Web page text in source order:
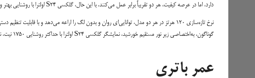
دارد، اما در عرصه کیفیت، هر دو تقریباً برابر عمل می‌کنند. با این حال، گلکسی S24 اولترا با روشنایی بهتر و حمایتاز فناوری Dolby Vision، در نمایش دقیق‌تر رنگ‌ها و وضوح تصاویر دست بالا را دارد.
گوناگون، به‌اختصاصی زیر نور مستقیم خورشید، نمایشگر گلکسی S24 اولترا با حداکثر روشنایی 1750 نیت، نسبت به 1500 نیت شیائومی 14 پرو، کارکرد بهتری از خود مشخص می کند.
عمر باتری